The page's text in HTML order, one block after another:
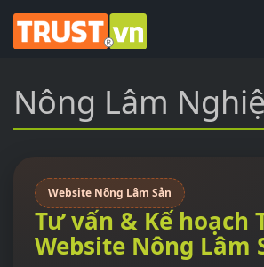
Nông Lâm
Website Nông Lâm Sản
Tư vấn & Kế hoạch
Website Nông Lâm